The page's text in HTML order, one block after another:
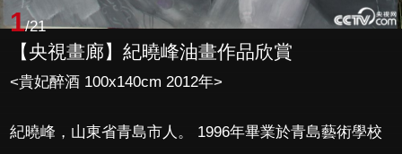
1/21
【央視畫廊】紀曉峰油畫作品欣賞
<貴妃醉酒 100x140cm 2012年>
紀曉峰，山東省青島市人。 1996年畢業於青島藝術學校